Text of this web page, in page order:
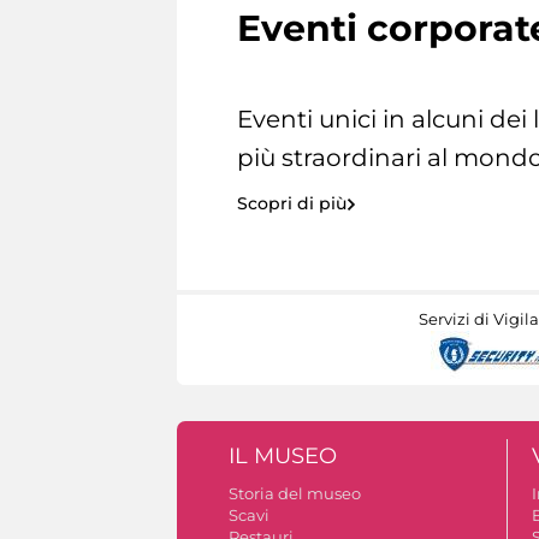
Eventi
Eventi unici in alcuni dei
più straordinari al
Scopri di più
Servizi di
IL MUSEO
Storia del museo
Scavi